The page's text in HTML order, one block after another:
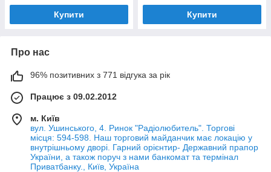
Купити Купити
Про нас
96% позитивних з 771 відгука за рік
Працює з 09.02.2012
м. Київ
вул. Ушинського, 4. Ринок "Радіолюбитель". Торгові
місця: 594-598. Наш торговий майданчик має локацію у
внутрішньому дворі. Гарний орієнтир- Державний прапор
України, а також поруч з нами банкомат та термінал
Приватбанку., Київ, Україна